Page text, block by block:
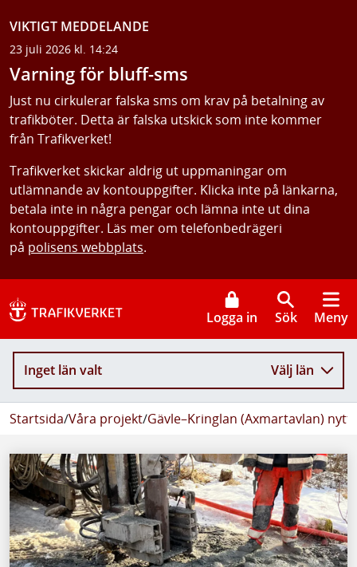
VIKTIGT MEDDELANDE
23 juli 2026 kl. 14:24
Varning för bluff-sms
Just nu cirkulerar falska sms om krav på betalning av
trafikböter. Detta är falska utskick som inte kommer
från Trafikverket!
Trafikverket skickar aldrig ut uppmaningar om
utlämnande av kontouppgifter. Klicka inte på länkarna,
betala inte in några pengar och lämna inte ut dina
kontouppgifter. Läs mer om telefonbedrägeri
på polisens webbplats.
Logga in Sök Meny
Inget län valt Välj län
Startsida/Våra projekt/Gävle–Kringlan (Axmartavlan)